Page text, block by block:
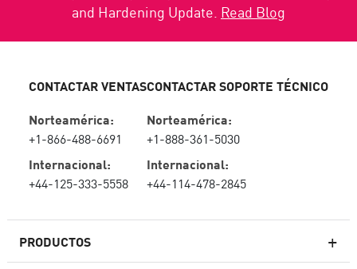
and Hardening Update. Read Blog
PRODUCTOS
CONTACTAR VENTAS
Norteamérica:
+1-866-488-6691
Internacional:
+44-125-333-5558
CONTACTAR SOPORTE TÉCNICO
Norteamérica:
+1-888-361-5030
Internacional:
+44-114-478-2845